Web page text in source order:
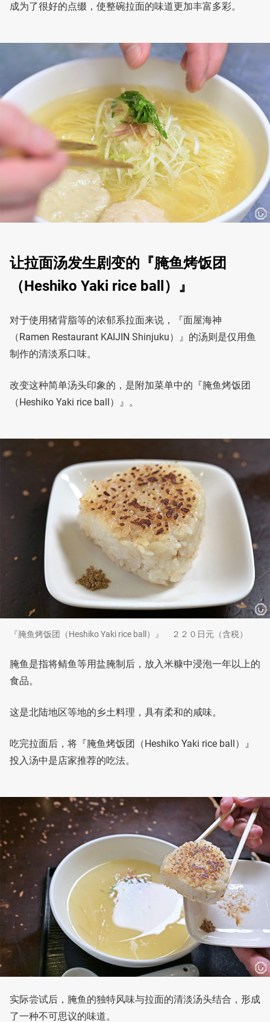
成为了很好的点缀，使整碗拉面的味道更加丰富多彩。
让拉面汤发生剧变的『腌鱼烤饭团
（Heshiko Yaki rice ball）』
对于使用猪背脂等的浓郁系拉面来说，『面屋海神
（Ramen Restaurant KAIJIN Shinjuku）』的汤则是仅用鱼
制作的清淡系口味。
改变这种简单汤头印象的，是附加菜单中的『腌鱼烤饭团
（Heshiko Yaki rice ball）』。
『腌鱼烤饭团（Heshiko Yaki rice ball）』 ２２０日元（含税）
腌鱼是指将鲭鱼等用盐腌制后，放入米糠中浸泡一年以上的
食品。
这是北陆地区等地的乡土料理，具有柔和的咸味。
吃完拉面后，将『腌鱼烤饭团（Heshiko Yaki rice ball）』
投入汤中是店家推荐的吃法。
实际尝试后，腌鱼的独特风味与拉面的清淡汤头结合，形成
了一种不可思议的味道。